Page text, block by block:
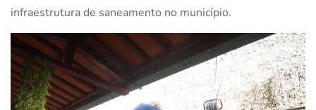
infraestrutura de saneamento no município.